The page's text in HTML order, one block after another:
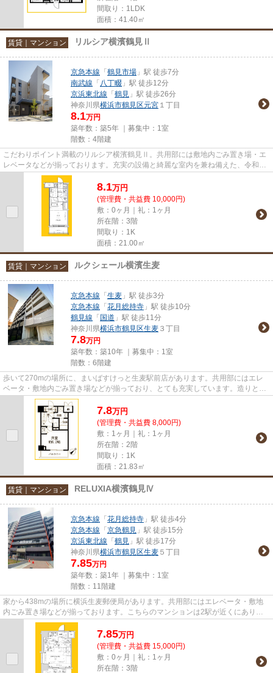
間取り：1LDK
面積：41.40㎡
賃貸｜マンション リルシア横濱鶴見Ⅱ
京急本線 「 鶴見市場 」駅 徒歩7分
南武線 「 八丁畷 」駅 徒歩12分
京浜東北線 「 鶴見 」駅 徒歩26分
神奈川県横浜市鶴見区元宮 １丁目
8.1万円
築年数：築5年 ｜募集中： 1室
階数：4階建
こだわりポイント満載のリルシア横濱鶴見Ⅱ。共用部には敷地内ごみ置き場・エ
レベータなどが揃っております。充実の設備と綺麗な室内を兼ね備えた、令和2
年築の物件です。行く先に応じ...
8.1万円
(管理費・共益費 10,000円)
敷：0ヶ月｜礼：1ヶ月
所在階：3階
間取り：1K
面積：21.00㎡
賃貸｜マンション ルクシェール横濱生麦
京急本線 「 生麦 」駅 徒歩3分
京急本線 「 花月総持寺 」駅 徒歩10分
鶴見線 「 国道 」駅 徒歩11分
神奈川県横浜市鶴見区生麦 ３丁目
7.8万円
築年数：築10年 ｜募集中： 1室
階数：6階建
歩いて270mの場所に、まいばすけっと生麦駅前店があります。共用部にはエレ
ベータ・敷地内ごみ置き場などが揃っており、とても充実しています。造りとデ
ザインに関して、自信をもって...
7.8万円
(管理費・共益費 8,000円)
敷：1ヶ月｜礼：1ヶ月
所在階：2階
間取り：1K
面積：21.83㎡
賃貸｜マンション RELUXIA横濱鶴見Ⅳ
京急本線 「 花月総持寺 」駅 徒歩4分
京急本線 「 京急鶴見 」駅 徒歩15分
京浜東北線 「 鶴見 」駅 徒歩17分
神奈川県横浜市鶴見区生麦 ５丁目
7.85万円
築年数：築1年 ｜募集中： 1室
階数：11階建
家から438mの場所に横浜生麦郵便局があります。共用部にはエレベータ・敷地
内ごみ置き場などが揃っております。こちらのマンションは2駅が近くにあり便
利です。築5年以内と築浅なので...
7.85万円
(管理費・共益費 15,000円)
敷：0ヶ月｜礼：1ヶ月
所在階：3階